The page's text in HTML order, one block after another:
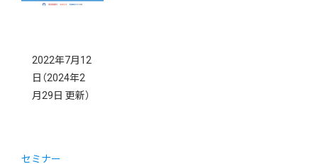
2022年7月12
日 （2024年2
月29日 更新）
セミナー